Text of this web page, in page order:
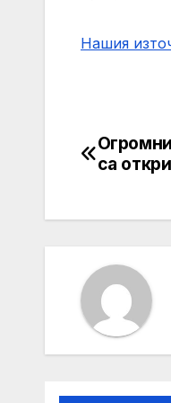
Нашия
Post
са